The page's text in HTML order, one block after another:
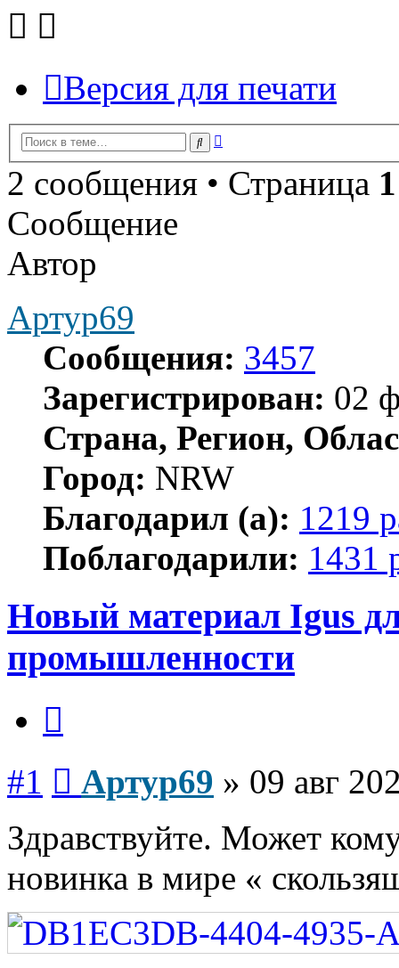
Версия для печати
Поиск
2 сообщения • Страница 1
Сообщение
Автор
Артур69
Сообщения: 3457
Зарегистрирован: 02
Страна, Регион,
Город: NRW
Благодарил (а): 1219
Поблагодарили: 1431
Новый материал Igus
промышленности
#1 Артур69 » 09 авг
Здравствуйте. Может
новинка в мире «